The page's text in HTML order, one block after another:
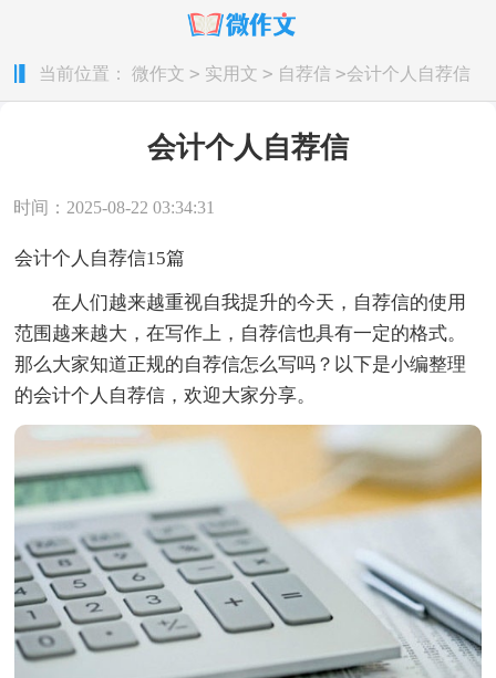
当前位置： 微作文 > 实用文 > 自荐信 >会计个人自荐信
会计个人自荐信
时间：2025-08-22 03:34:31
会计个人自荐信15篇
在人们越来越重视自我提升的今天，自荐信的使用
范围越来越大，在写作上，自荐信也具有一定的格式。
那么大家知道正规的自荐信怎么写吗？以下是小编整理
的会计个人自荐信，欢迎大家分享。